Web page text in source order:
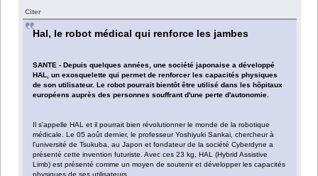
Citer
Hal, le robot médical qui renforce les jambes
SANTE - Depuis quelques années, une société japonaise a développé
HAL, un exosquelette qui permet de renforcer les capacités physiques
de son utilisateur. Le robot pourrait bientôt être utilisé dans les hôpitaux
européens auprès des personnes souffrant d'une perte d'autonomie.
Il s'appelle HAL et il pourrait bien révolutionner le monde de la robotique
médicale. Le 05 août dernier, le professeur Yoshiyuki Sankai, chercheur à
l'université de Tsukuba, au Japon et fondateur de la société Cyberdyne a
présenté cette invention futuriste. Avec ces 23 kg, HAL (Hybrid Assistive
Limb) est présenté comme un moyen de soutenir et développer les capacités
physiques de ses utilisateurs.